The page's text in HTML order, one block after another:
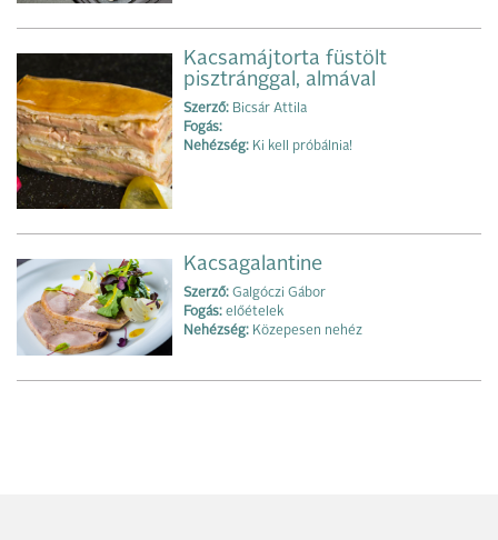
Kacsamájtorta füstölt
pisztránggal, almával
Szerző: Bicsár Attila
Fogás:
Nehézség: Ki kell próbálnia!
Kacsagalantine
Szerző: Galgóczi Gábor
Fogás: előételek
Nehézség: Közepesen nehéz